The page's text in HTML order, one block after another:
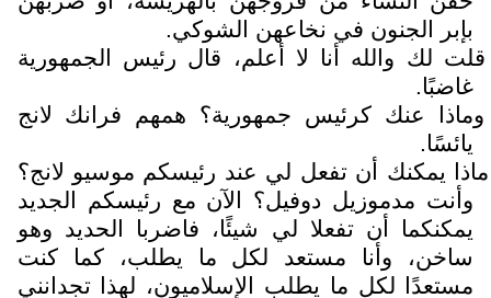
بإبر الجنون في نخاعهن الشوكي.
قلت لك والله أنا لا أعلم، قال رئيس الجمهورية
غاضبًا.
وماذا عنك كرئيس جمهورية؟ همهم فرانك لانج
يائسًا.
ماذا يمكنك أن تفعل لي عند رئيسكم موسيو لانج؟
وأنت مدموزيل دوفيل؟ الآن مع رئيسكم الجديد
يمكنكما أن تفعلا لي شيئًا، فاضربا الحديد وهو
ساخن، وأنا مستعد لكل ما يطلب، كما كنت
مستعدًا لكل ما يطلب الإسلاميون، لهذا تجدانني